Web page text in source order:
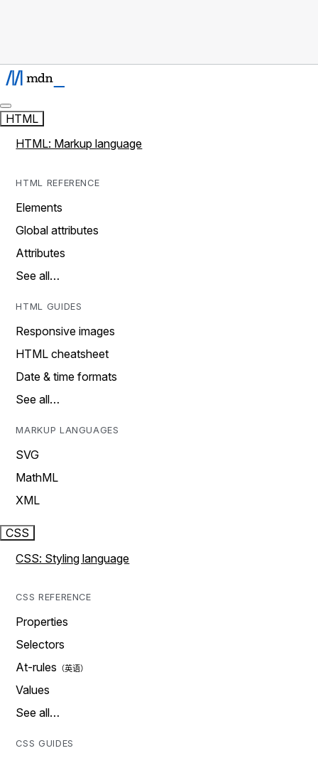
HTML
HTML: Markup language
HTML REFERENCE
Elements
Global attributes
Attributes
See all…
HTML GUIDES
Responsive images
HTML cheatsheet
Date & time formats
See all…
MARKUP LANGUAGES
SVG
MathML
XML
CSS
CSS: Styling language
CSS REFERENCE
Properties
Selectors
At-rules
Values
See all…
CSS GUIDES